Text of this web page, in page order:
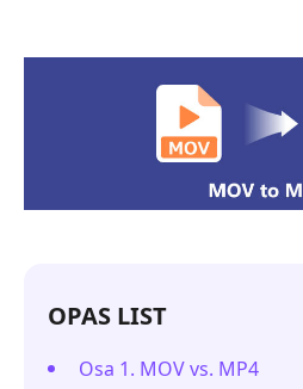
OPAS LIST
Osa 1. MOV vs. MP4